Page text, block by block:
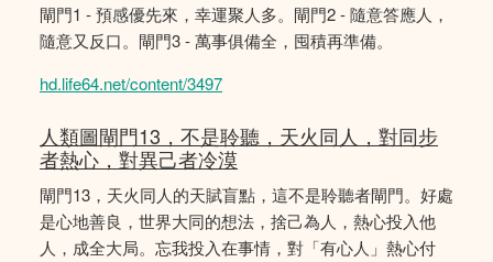
閘門1 - 預感優先來，幸運聚人多。閘門2 - 隨意答應人，
隨意又反口。閘門3 - 萬事俱備全，囤積再準備。
hd.life64.net/content/3497
人類圖閘門13，不是聆聽，天火同人，對同步
者熱心，對異己者冷漠
閘門13，天火同人的天賦盲點，這不是聆聽者閘門。好處
是心地善良，世界大同的想法，捨己為人，熱心投入他
人，成全大局。忘我投入在事情，對「有心人」熱心付